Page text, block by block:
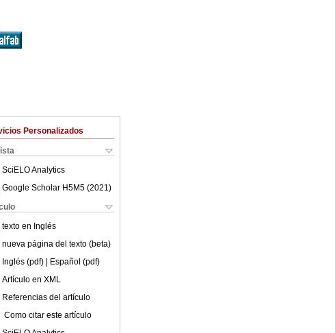
Personalizados
SciELO Analytics
Google Scholar H5M5 (2021 )
texto en Inglés
nueva página del texto (beta)
Inglés (pdf) | Español (pdf)
Artículo en XML
Referencias del artículo
Como citar este artículo